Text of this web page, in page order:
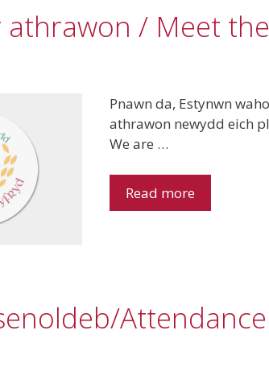
athrawon / Meet
Pnawn da, Estynwn
athrawon newydd eich
We are …
Read more
Attendance